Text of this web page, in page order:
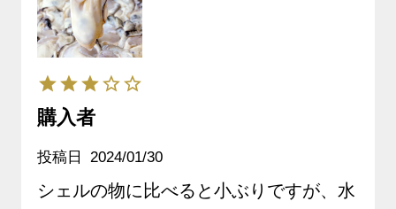
購入者
投稿日 2024/01/30
シェルの物に比べると小ぶりですが、水